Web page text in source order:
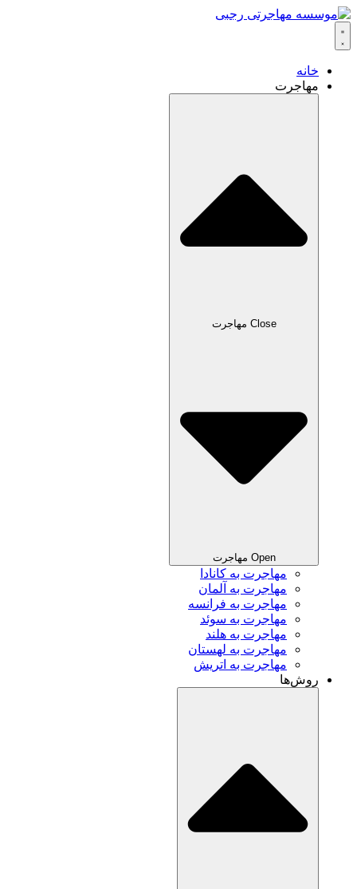
خانه
مهاجرت
Close مهاجرت
Open مهاجرت
مهاجرت به کانادا
مهاجرت به آلمان
مهاجرت به فرانسه
مهاجرت به سوئد
مهاجرت به هلند
مهاجرت به لهستان
مهاجرت به اتریش
روش‌ها